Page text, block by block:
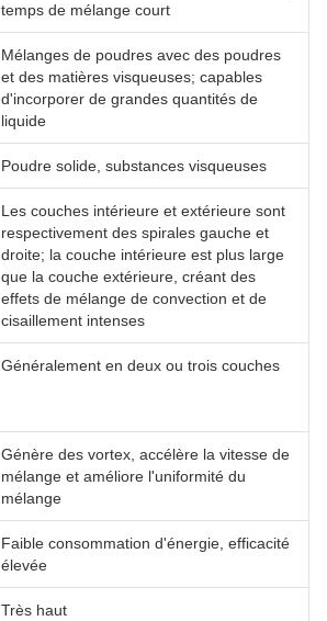
temps de mélange court
Mélanges de poudres avec des poudres
et des matières visqueuses; capables
d'incorporer de grandes quantités de
liquide
Poudre solide, substances visqueuses
Les couches intérieure et extérieure sont
respectivement des spirales gauche et
droite; la couche intérieure est plus large
que la couche extérieure, créant des
effets de mélange de convection et de
cisaillement intenses
Généralement en deux ou trois couches
Génère des vortex, accélère la vitesse de
mélange et améliore l'uniformité du
mélange
Faible consommation d'énergie, efficacité
élevée
Très haut